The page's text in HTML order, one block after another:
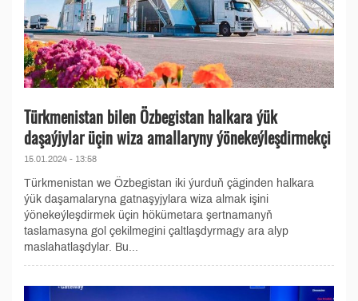
Türkmenistan bilen Özbegistan halkara ýük
daşaýjylar üçin wiza amallaryny ýönekeýleşdirmekçi
15.01.2024 - 13:58
Türkmenistan we Özbegistan iki ýurduň çäginden halkara
ýük daşamalaryna gatnaşyjylara wiza almak işini
ýönekeýleşdirmek üçin hökümetara şertnamanyň
taslamasyna gol çekilmegini çaltlaşdyrmagy ara alyp
maslahatlaşdylar. Bu...